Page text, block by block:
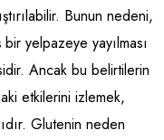
Bunun nedeni,
yelpazeye yayılması
Ancak bu belirtilerin
etkilerini izlemek,
Glutenin neden